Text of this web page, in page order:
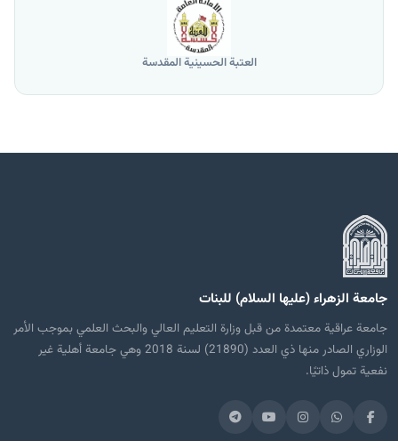
العتبة الحسينية المقدسة
جامعة الزهراء (عليها السلام) للبنات
جامعة عراقية معتمدة من قبل وزارة التعليم العالي والبحث العلمي بموجب الأمر
الوزاري الصادر منها ذي العدد (21890) لسنة 2018 وهي جامعة أهلية غير
نفعية تمول ذاتيًا.